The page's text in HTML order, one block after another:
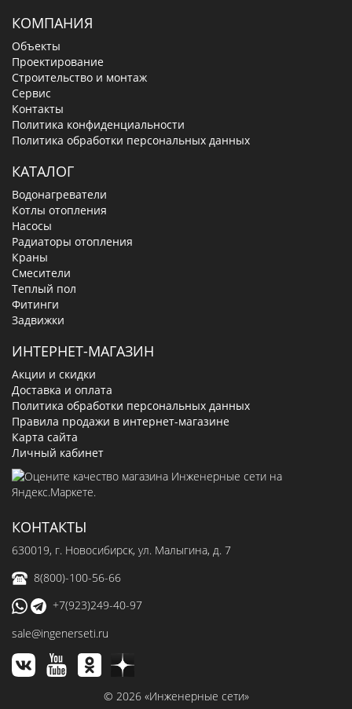
КОМПАНИЯ
Объекты
Проектирование
Строительство и монтаж
Сервис
Контакты
Политика конфиденциальности
Политика обработки персональных данных
КАТАЛОГ
Водонагреватели
Котлы отопления
Насосы
Радиаторы отопления
Краны
Смесители
Теплый пол
Фитинги
Задвижки
ИНТЕРНЕТ-МАГАЗИН
Акции и скидки
Доставка и оплата
Политика обработки персональных данных
Правила продажи в интернет-магазине
Карта сайта
Личный кабинет
КОНТАКТЫ
630019, г. Новосибирск, ул. Малыгина, д. 7
8(800)-100-56-66
+7(923)249-40-97
sale@ingenerseti.ru
© 2026 «Инженерные сети»